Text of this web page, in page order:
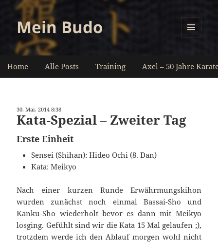
Mein Budo
Home Alle Posts Training Axel – 50 Jahre
30. Mai. 2014 8:38
Kata-Spezial – Zweiter Tag
Erste Einheit
Sensei (Shihan): Hideo Ochi (8. Dan)
Kata: Meikyo
Nach einer kurzen Runde Erwährmungskihon
wurden zunächst noch einmal Bassai-Sho und
Kanku-Sho wiederholt bevor es dann mit Meikyo
losging. Gefühlt sind wir die Kata 15 Mal gelaufen ;),
trotzdem werde ich den Ablauf morgen wohl nicht